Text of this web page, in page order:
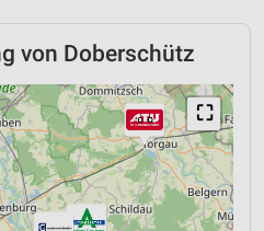
von Doberschütz
⛶